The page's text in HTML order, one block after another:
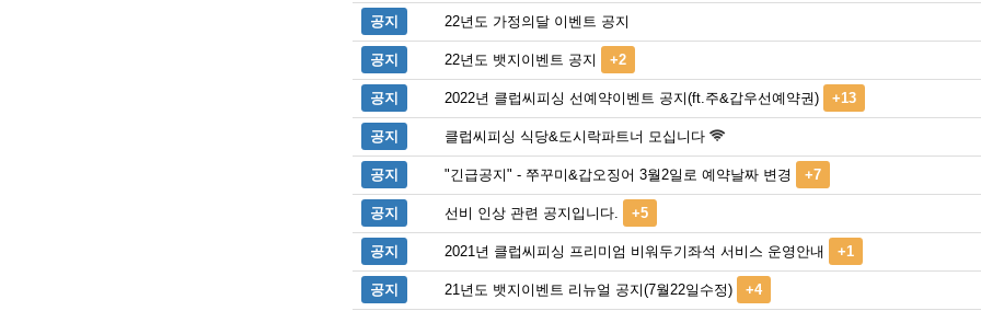
공지 22년도 가정의달 이벤트 공지
공지 22년도 뱃지이벤트 공지 +2
공지 2022년 클럽씨피싱 선예약이벤트 공지(ft.주&갑우선예약권) +13
공지 클럽씨피싱 식당&도시락파트너 모십니다
공지 "긴급공지" - 쭈꾸미&갑오징어 3월2일로 예약날짜 변경 +7
공지 선비 인상 관련 공지입니다. +5
공지 2021년 클럽씨피싱 프리미엄 비워두기좌석 서비스 운영안내 +1
공지 21년도 뱃지이벤트 리뉴얼 공지(7월22일수정) +4